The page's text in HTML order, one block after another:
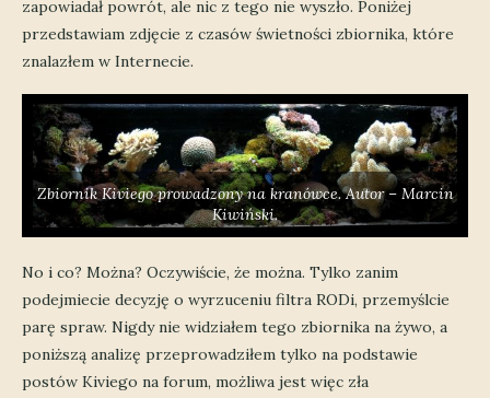
zapowiadał powrót, ale nic z tego nie wyszło. Poniżej
przedstawiam zdjęcie z czasów świetności zbiornika, które
znalazłem w Internecie.
Zbiornik Kiviego prowadzony na kranówce. Autor – Marcin
Kiwiński.
No i co? Można? Oczywiście, że można. Tylko zanim
podejmiecie decyzję o wyrzuceniu filtra RODi, przemyślcie
parę spraw. Nigdy nie widziałem tego zbiornika na żywo, a
poniższą analizę przeprowadziłem tylko na podstawie
postów Kiviego na forum, możliwa jest więc zła